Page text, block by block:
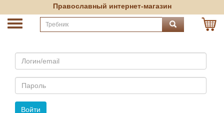
Православный интернет-магазин
Email
Пароль
Войти